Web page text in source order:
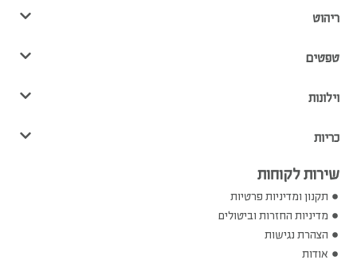
ריהוט
טפטים
וילונות
כריות
שירות לקוחות
תקנון ומדיניות פרטיות
מדיניות החזרות וביטולים
הצהרת נגישות
אודות